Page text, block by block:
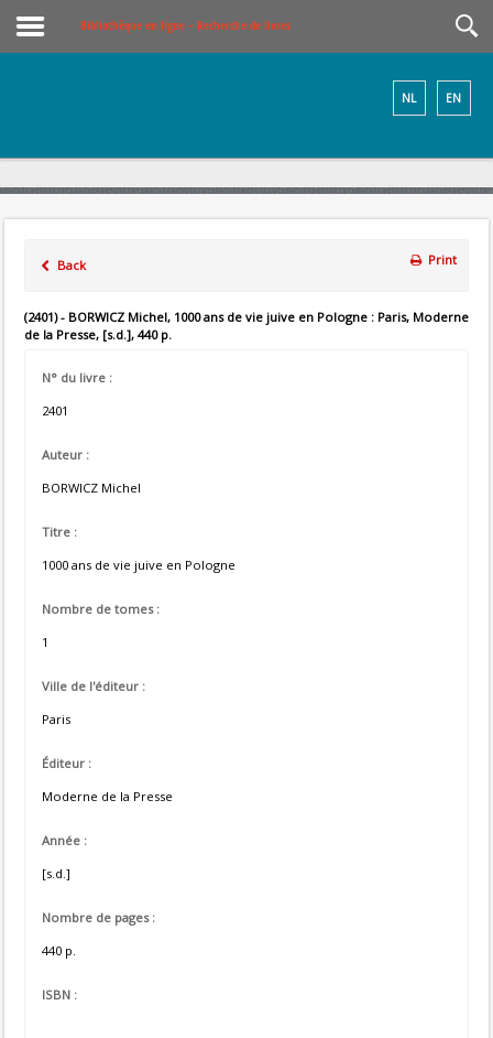
Bibliothèque en ligne – Recherche de livres
EN
NL
Back Print
(2401) - BORWICZ Michel, 1000 ans de vie juive en Pologne : Paris, Moderne
de la Presse, [s.d.], 440 p.
N° du livre :
2401
Auteur :
BORWICZ Michel
Titre :
1000 ans de vie juive en Pologne
Nombre de tomes :
1
Ville de l'éditeur :
Paris
Éditeur :
Moderne de la Presse
Année :
[s.d.]
Nombre de pages :
440 p.
ISBN :